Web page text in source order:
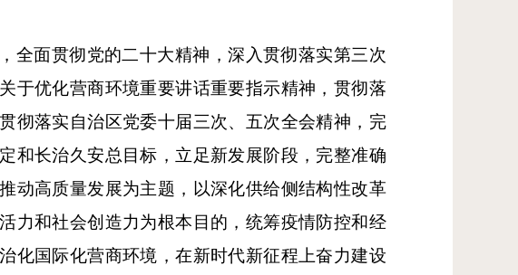
全面贯彻党的二十大精神，深入贯彻落实第三次
于优化营商环境重要讲话重要指示精神，贯彻落
彻落实自治区党委十届三次、五次全会精神，完
和长治久安总目标，立足新发展阶段，完整准确
动高质量发展为主题，以深化供给侧结构性改革
力和社会创造力为根本目的，统筹疫情防控和经
化国际化营商环境，在新时代新征程上奋力建设